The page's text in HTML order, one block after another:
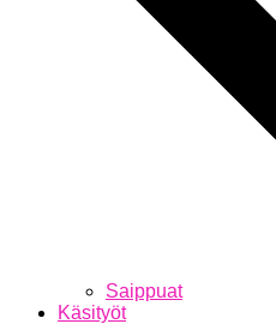
Saippuat
Käsityöt